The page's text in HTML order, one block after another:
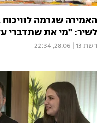
האמירה שגרמה לוויכוח
לשיר: "מי את שתדברי
רשת 13 28.06, 22:34